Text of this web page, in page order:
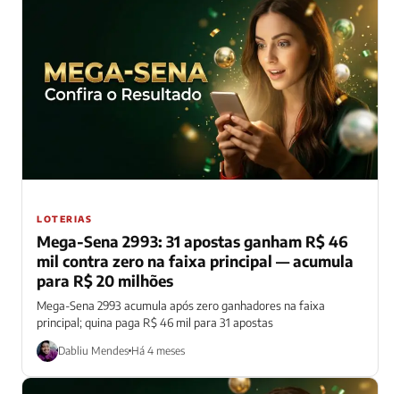
LOTERIAS
Mega-Sena 2993: 31 apostas ganham R$ 46
mil contra zero na faixa principal — acumula
para R$ 20 milhões
Mega-Sena 2993 acumula após zero ganhadores na faixa
principal; quina paga R$ 46 mil para 31 apostas
Dabliu Mendes Há 4 meses